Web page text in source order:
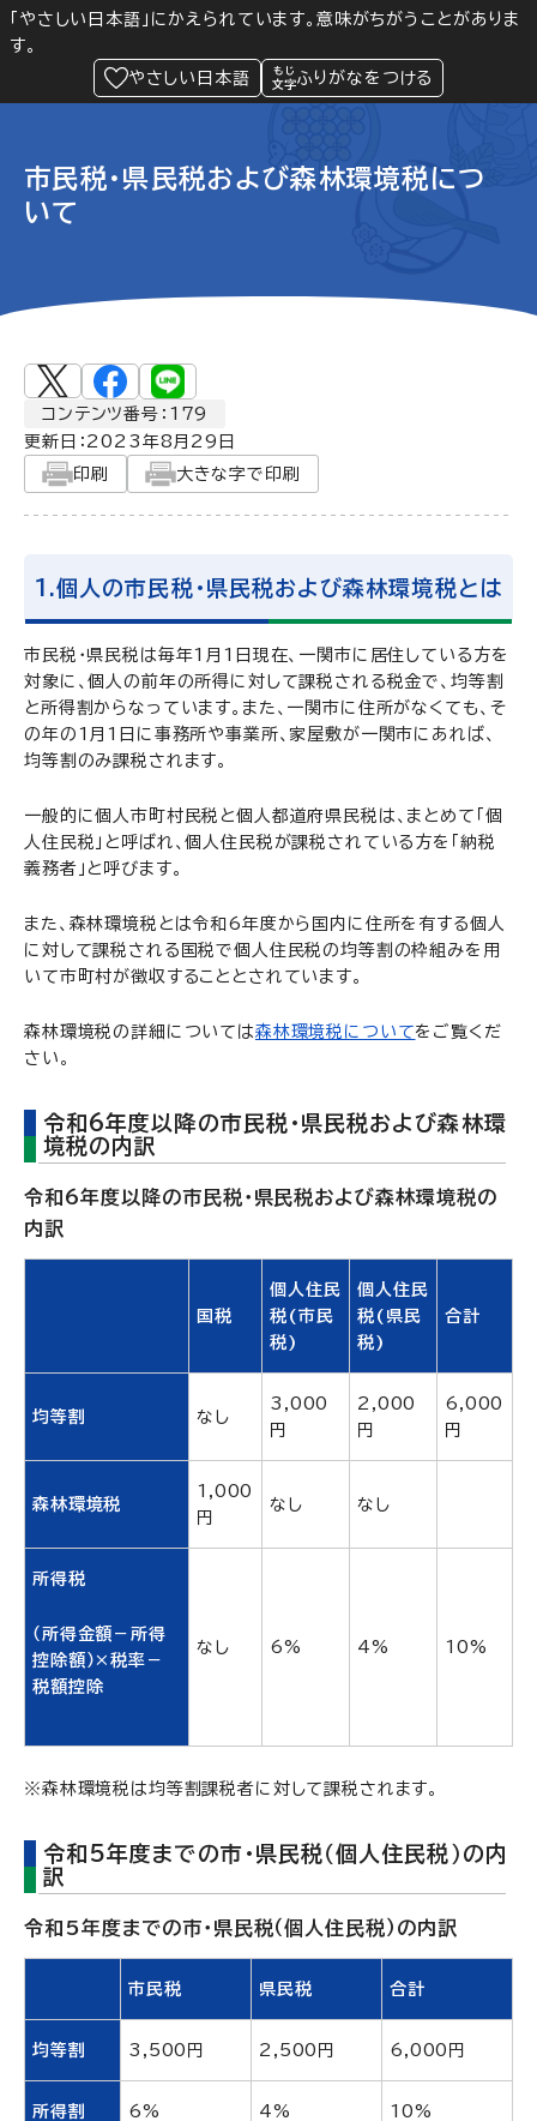
「やさしい日本語」にかえられています。意味がちがうことがありま
す。
やさしい日本語
ふりがなをつける
Language 閲覧支援
緊急情報
市民税・県民税および森林環境税につ
いて
コンテンツ番号：179
更新日： 2023年8月29日
印刷
大きな字で印刷
1.個人の市民税・県民税および森林環境税とは
市民税・県民税は毎年1月1日現在、一関市に居住している方を
対象に、個人の前年の所得に対して課税される税金で、均等割
と所得割からなっています。また、一関市に住所がなくても、そ
の年の1月1日に事務所や事業所、家屋敷が一関市にあれば、
均等割のみ課税されます。
一般的に個人市町村民税と個人都道府県民税は、まとめて「個
人住民税」と呼ばれ、個人住民税が課税されている方を「納税
義務者」と呼びます。
また、森林環境税とは令和6年度から国内に住所を有する個人
に対して課税される国税で個人住民税の均等割の枠組みを用
いて市町村が徴収することとされています。
森林環境税の詳細については森林環境税についてをご覧くだ
さい。
令和6年度以降の市民税・県民税および森林環
境税の内訳
令和6年度以降の市民税・県民税および森林環境税の
内訳
国税
個人住民
税(市民
税)
個人住民
税(県民
税)
合計
均等割 なし
3,000
円
2,000
円
6,000
円
森林環境税
1,000
円
なし なし
所得税
（所得金額－所得
控除額）×税率－
税額控除
なし 6% 4% 10%
※森林環境税は均等割課税者に対して課税されます。
令和5年度までの市・県民税（個人住民税）の内
訳
令和5年度までの市・県民税（個人住民税）の内訳
市民税 県民税 合計
均等割 3,500円 2,500円 6,000円
所得割 6% 4% 10%